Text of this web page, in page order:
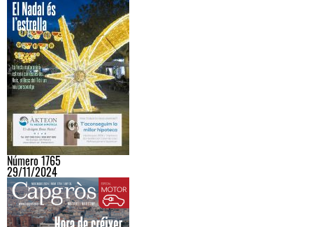
Número 1765
29/11/2024